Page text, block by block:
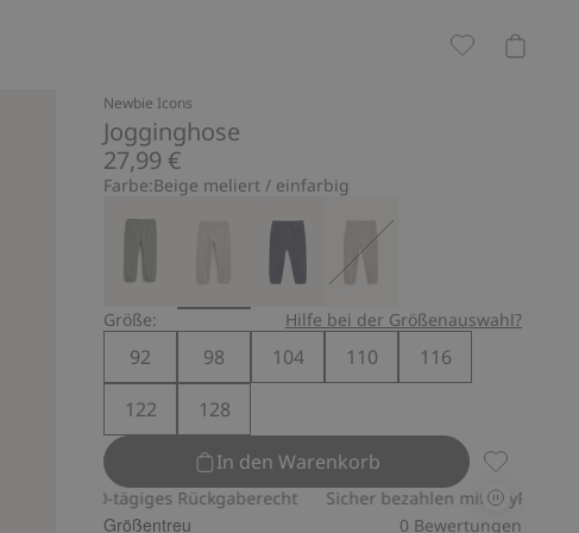
Newbie Icons
Jogginghose
27,99 €
Farbe:Beige meliert / einfarbig
Größe: Hilfe bei der Größenauswahl?
92 98 104 110
116
122
128
In den Warenkorb
30-tägiges Rückgaberecht Sicher bezahlen mit PayPal & Apple
Größentreu 0 Bewertungen